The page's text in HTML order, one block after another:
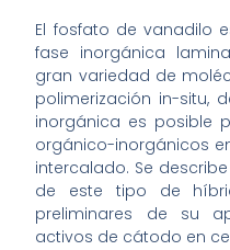
El fosfato de vanadilo
fase inorgánica
gran variedad de
polimerización in-situ,
inorgánica es posible
orgánico-inorgánicos
intercalado. Se
de este tipo de
preliminares de su
activos de cátodo en